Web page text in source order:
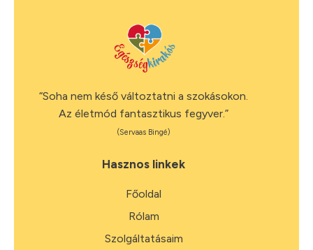
“Soha nem késő változtatni a szokásokon.
Az életmód fantasztikus fegyver.”
(Servaas Bingé)
Hasznos linkek
Főoldal
Rólam
Szolgáltatásaim